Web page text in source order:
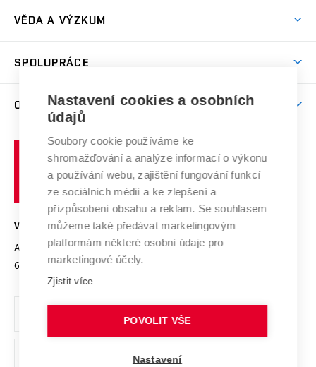
Sport na VUT
Brno
Dny otevřených dveří
Celoživotní vzdělávání
E-přihláška
Harmonogram akademického roku
Závěrečné práce
Doktorské studium
Zpracování osobních údajů studentů
Sociální bezpečí
Studium bez bariér
Podpora podnikání
VĚDA A VÝZKUM
Mezinárodní vědecká rada
Systém zajišťování kvality výzkumu
Výzkumné infrastruktury
Transfer znalostí
Open Science
Projekty
Projekty ze strukturálních fondů
Specifický výzkum
SPOLUPRÁCE
Zahraniční spolupráce
Spolupráce se školami
Služby univerzity
Mezinárodní dohody
Univerzitní sítě
O UNIVERZITĚ
Profil univerzity
Udržitelná univerzita
Podnikavá univerzita / ContriBUTe
Bezpečná univerzita
Vyznamenání
Organizační struktura
Ochrana osobních údajů
učení
technické
VYSOKÉ UČENÍ TECHNICKÉ V BRNĚ
Antonínská 548/1
602 00 Brno
www.vut.cz
vut@vutbr.cz
Nastavení cookies a osobních
údajů
Soubory cookie používáme ke
shromažďování a analýze informací o výkonu
a používání webu, zajištění fungování funkcí
ze sociálních médií a ke zlepšení a
přizpůsobení obsahu a reklam. Se souhlasem
můžeme také předávat marketingovým
platformám některé osobní údaje pro
marketingové účely.
Zjistit více
POVOLIT VŠE
Nastavení